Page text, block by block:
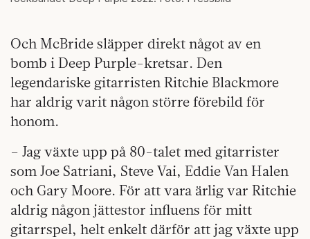
Och McBride släpper direkt något av en
bomb i Deep Purple-kretsar. Den
legendariske gitarristen Ritchie Blackmore
har aldrig varit någon större förebild för
honom.
– Jag växte upp på 80-talet med gitarrister
som Joe Satriani, Steve Vai, Eddie Van Halen
och Gary Moore. För att vara ärlig var Ritchie
aldrig någon jättestor influens för mitt
gitarrspel, helt enkelt därför att jag växte upp